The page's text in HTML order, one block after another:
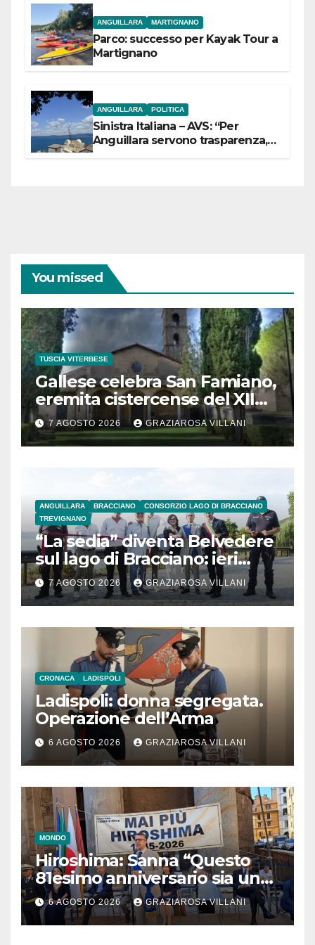
ANGUILLARA MARTIGNANO
Parco: successo per Kayak Tour a
Martignano
ANGUILLARA POLITICA
Sinistra Italiana – AVS: “Per
Anguillara servono trasparenza,
You missed
TUSCIA VITERBESE
Gallese celebra San Famiano,
eremita cistercense del XII
secolo
7 AGOSTO 2026 GRAZIAROSA VILLANI
ANGUILLARA BRACCIANO
CONSORZIO LAGO DI BRACCIANO
TREVIGNANO
“La sedia” diventa Belvedere
sul lago di Bracciano: ieri
l’inaugurazione
7 AGOSTO 2026 GRAZIAROSA VILLANI
CRONACA LADISPOLI
Ladispoli: donna segregata.
Operazione dell’Arma
6 AGOSTO 2026 GRAZIAROSA VILLANI
MONDO
Hiroshima: Sanna “Questo
81esimo anniversario sia un
monito per tutti”
6 AGOSTO 2026 GRAZIAROSA VILLANI